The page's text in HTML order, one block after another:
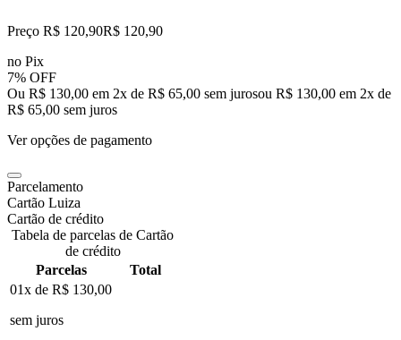
Preço R$ 120,90R$ 120,90
no Pix
7% OFF
Ou R$ 130,00 em 2x de R$ 65,00 sem jurosou R$ 130,00 em 2x de
R$ 65,00 sem juros
Ver opções de pagamento
Parcelamento
Cartão Luiza
Cartão de crédito
Tabela de parcelas de Cartão
de crédito
Parcelas
Total
01x de R$ 130,00
sem juros